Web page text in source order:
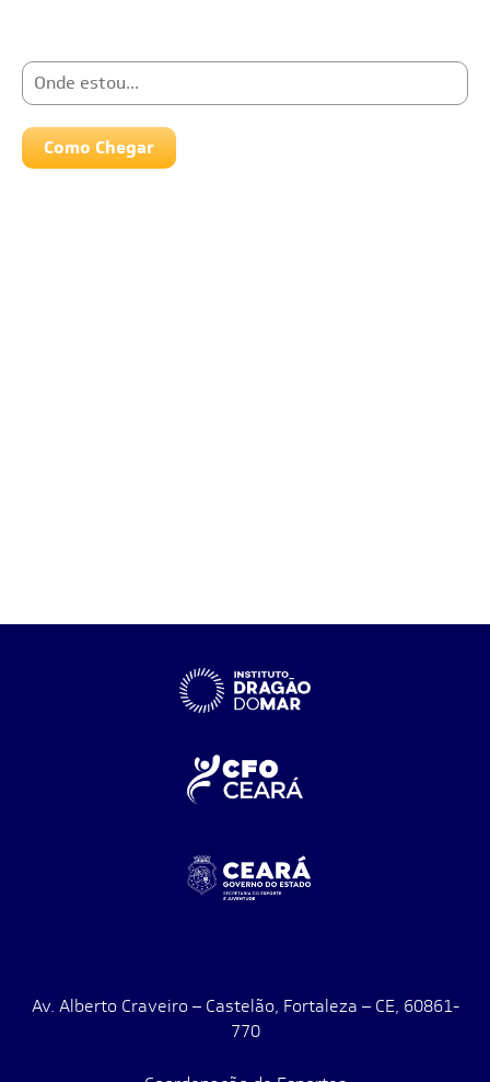
Av. Alberto Craveiro – Castelão, Fortaleza – CE, 60861-
770